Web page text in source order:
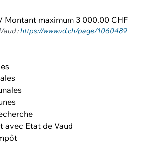
Montant maximum 3 000.00 CHF
:https://www.vd.ch/page/1060489
avec Etat de Vaud